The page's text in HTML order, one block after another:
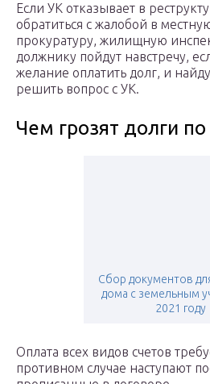
Если УК отказывает в
обратиться с жалобой в
прокуратуру, жилищную
должнику пойдут навстречу,
желание оплатить долг, и
решить вопрос с УК.
Чем грозят долги
Сбор документов
дома с земельным
2021 году
Оплата всех видов счетов
противном случае наступают